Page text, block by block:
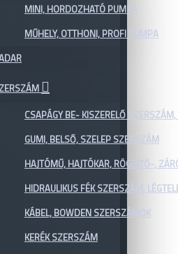
MINI, HORDOZHATÓ PUMPA
MŰHELY, OTTHONI, PROFI PUMPA
CSAPÁGY BE- KISZERELŐ
GUMI, BELSŐ, SZELEP SZERSZÁM
HAJTÓMŰ, HAJTÓKAR, RÖGZÍTŐ-,
HIDRAULIKUS FÉK SZERSZÁM,
KÁBEL, BOWDEN SZERSZÁMOK
KERÉK SZERSZÁM